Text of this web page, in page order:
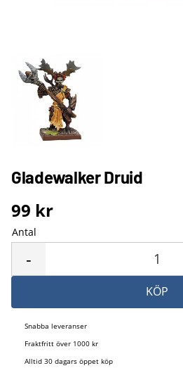
Gladewalker Druid
99 kr
Antal
-
KÖP
Snabba leveranser
Fraktfritt över 1000 kr
Alltid 30 dagars öppet köp